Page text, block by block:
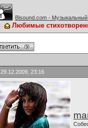
Bisound.com - Музыкальный
Любимые
29.12.2009, 23:16